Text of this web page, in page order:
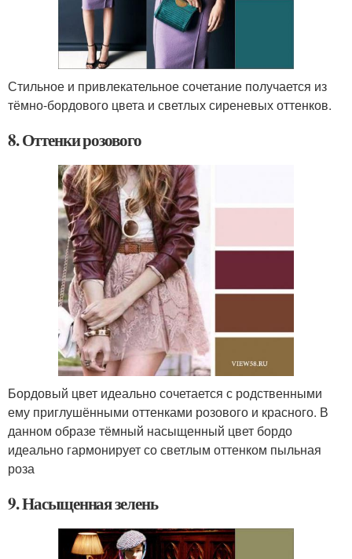
Стильное и привлекательное сочетание получается из
тёмно-бордового цвета и светлых сиреневых оттенков.
8. Оттенки розового
Бордовый цвет идеально сочетается с родственными
ему приглушёнными оттенками розового и красного. В
данном образе тёмный насыщенный цвет бордо
идеально гармонирует со светлым оттенком пыльная
роза
9. Насыщенная зелень